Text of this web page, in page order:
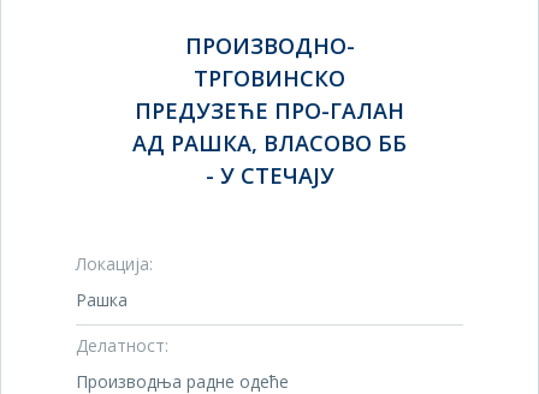
ПРОИЗВОДНО-
ТРГОВИНСКО
ПРЕДУЗЕЋЕ ПРО-ГАЛАН
АД РАШКА, ВЛАСОВО ББ
- У СТЕЧАЈУ
Локација:
Рашка
Делатност:
Производња радне одеће